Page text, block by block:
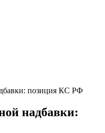
позиция КС РФ
надбавки: